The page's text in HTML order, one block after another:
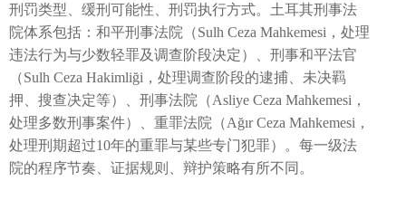
刑罚类型、缓刑可能性、刑罚执行方式。土耳其刑事法
院体系包括：和平刑事法院（Sulh Ceza Mahkemesi，处理
违法行为与少数轻罪及调查阶段决定）、刑事和平法官
（Sulh Ceza Hakimliği，处理调查阶段的逮捕、未决羁
押、搜查决定等）、刑事法院（Asliye Ceza Mahkemesi，
处理多数刑事案件）、重罪法院（Ağır Ceza Mahkemesi，
处理刑期超过10年的重罪与某些专门犯罪）。每一级法
院的程序节奏、证据规则、辩护策略有所不同。